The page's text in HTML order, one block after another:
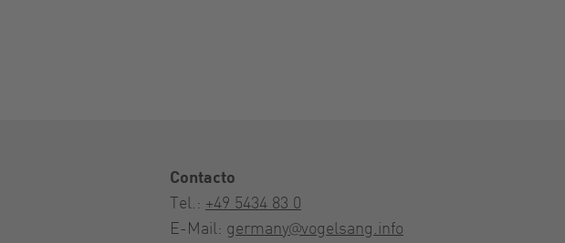
Contacto
Tel.: +49 5434 83 0
E-Mail: germany@vogelsang.info